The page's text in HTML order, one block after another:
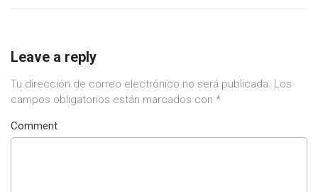
Leave a reply
Tu dirección de correo electrónico no será publicada. Los
campos obligatorios están marcados con *
Comment